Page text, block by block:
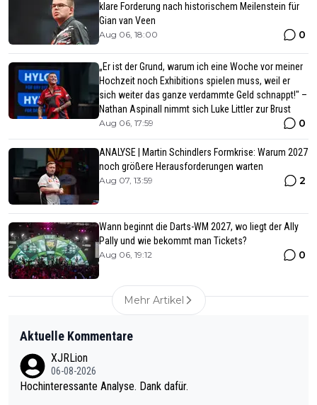
klare Forderung nach historischem Meilenstein für
Gian van Veen
Aug 06, 18:00 0
„Er ist der Grund, warum ich eine Woche vor meiner
Hochzeit noch Exhibitions spielen muss, weil er
sich weiter das ganze verdammte Geld schnappt!" –
Nathan Aspinall nimmt sich Luke Littler zur Brust
Aug 06, 17:59 0
ANALYSE | Martin Schindlers Formkrise: Warum 2027
noch größere Herausforderungen warten
Aug 07, 13:59 2
Wann beginnt die Darts-WM 2027, wo liegt der Ally
Pally und wie bekommt man Tickets?
Aug 06, 19:12 0
Mehr Artikel
Aktuelle Kommentare
XJRLion
06-08-2026
Hochinteressante Analyse. Dank dafür.